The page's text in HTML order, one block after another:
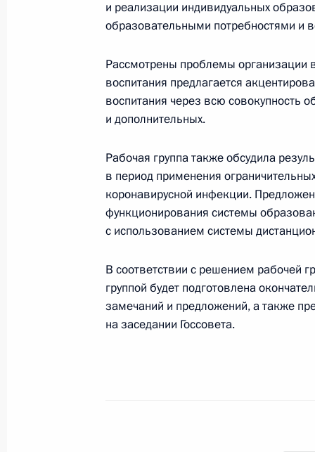
7 февраля 2024 года, 11:00
Объявлены лауреаты
9 июня 2023 года, 13:10
Объявлены лауреаты премии
и инноваций для молодых учёных
7 февраля 2023 года, 12:00
Встреча с учащимися вузов по
студенчества
25 января 2022 года, 13:40
и реализации индивидуальных
образовательными потребностями и
Рассмотрены проблемы организации
воспитания предлагается
воспитания через всю совокупность
и дополнительных.
Рабочая группа также обсудила
в период применения
коронавирусной инфекции.
функционирования системы
с использованием системы
В соответствии с решением рабочей
группой будет подготовлена
замечаний и предложений, а также
на заседании Госсовета.